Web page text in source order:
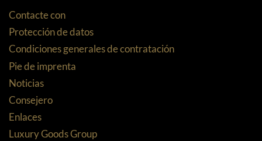
Contacte con
Protección de datos
Condiciones generales de contratación
Pie de imprenta
Noticias
Consejero
Enlaces
Luxury Goods Group